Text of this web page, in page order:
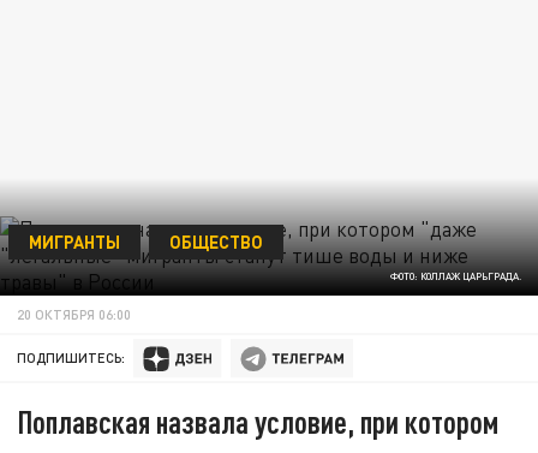
ФОТО: КОЛЛАЖ ЦАРЬГРАДА.
МИГРАНТЫ ОБЩЕСТВО
20 ОКТЯБРЯ 06:00
ПОДПИШИТЕСЬ:
Поплавская назвала условие, при котором